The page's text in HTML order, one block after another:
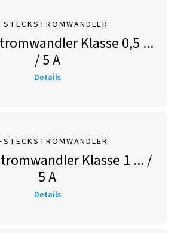
Klasse 0,5 ...
/ 5 A
Details
Klasse 1 ... /
5 A
Details